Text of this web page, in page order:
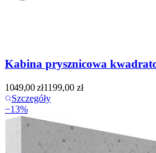
Kabina prysznicowa
1049,00zł1199,00zł
Szczegóły
−13%